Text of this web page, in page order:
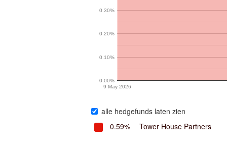
9 May 2026
0.00%
0.10%
0.20%
0.30%
alle hedgefunds laten zien
0.59%
Tower House Partners